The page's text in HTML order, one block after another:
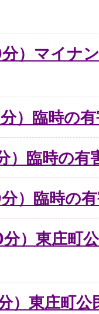
）マイナ
）臨時の
）臨時の
）臨時の
）東庄町
）東庄町